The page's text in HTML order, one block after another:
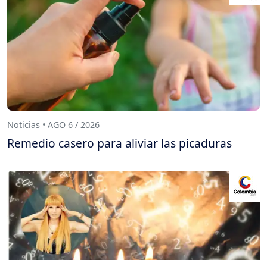
Noticias • AGO 6 / 2026
Remedio casero para aliviar las picaduras